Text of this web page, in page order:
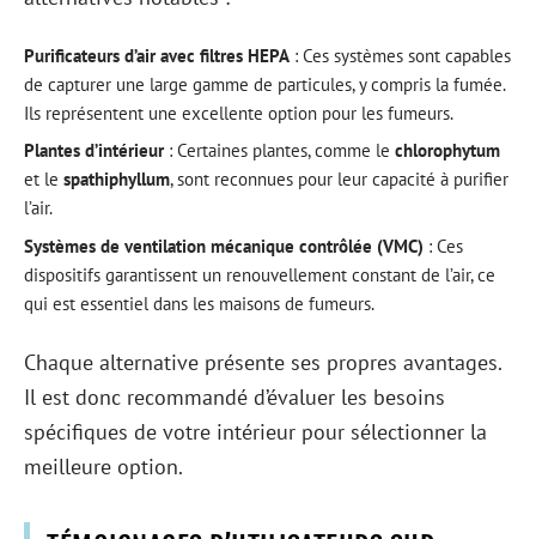
Purificateurs d’air avec filtres HEPA : Ces systèmes sont capables
de capturer une large gamme de particules, y compris la fumée.
Ils représentent une excellente option pour les fumeurs.
Plantes d’intérieur: Certaines plantes, comme le chlorophytum
et le spathiphyllum, sont reconnues pour leur capacité à purifier
l’air.
Systèmes de ventilation mécanique contrôlée (VMC) : Ces
dispositifs garantissent un renouvellement constant de l’air, ce
qui est essentiel dans les maisons de fumeurs.
Chaque alternative présente ses propres avantages.
Il est donc recommandé d’évaluer les besoins
spécifiques de votre intérieur pour sélectionner la
meilleure option.